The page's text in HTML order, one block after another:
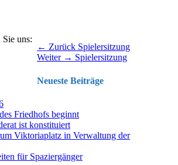
uns:
← Zurück Vorhergehender
Beitrag:
Spielersitzung
Weiter → Nächster
Spielersitzung
Neueste Beiträge
Friedhofs beginnt
ist konstituiert
Viktoriaplatz in Verwaltung der
für Spaziergänger